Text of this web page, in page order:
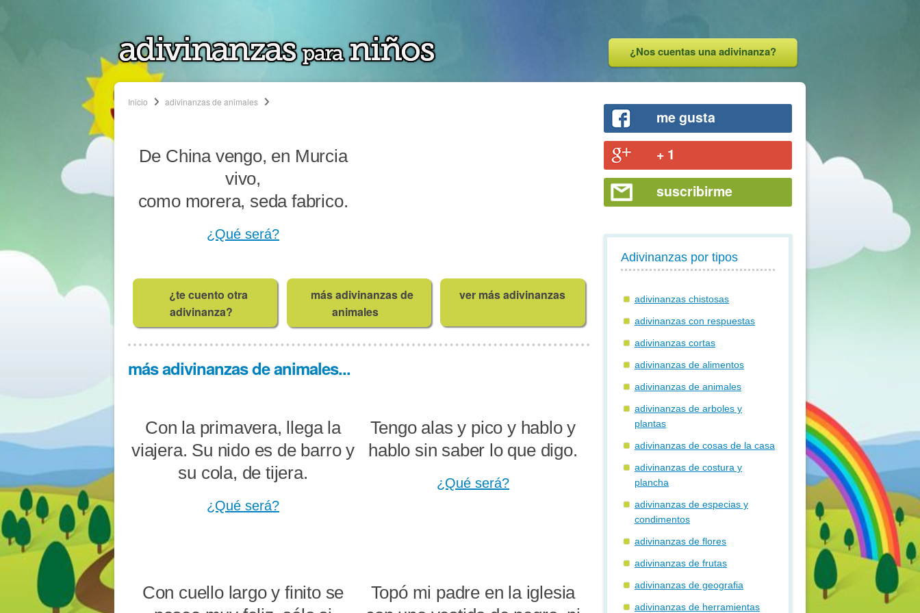
¿Nos cuentas una adivinanza?
Inicio adivinanzas de animales
De China vengo, en Murcia
vivo,
como morera, seda fabrico.
¿Qué será?
¿te cuento otra
adivinanza?
más adivinanzas de
animales
ver más adivinanzas
más adivinanzas de animales...
Con la primavera, llega la
viajera. Su nido es de barro y
su cola, de tijera.
¿Qué será?
Tengo alas y pico y hablo y
hablo sin saber lo que digo.
¿Qué será?
Con cuello largo y finito se
Topó mi padre en la iglesia
me gusta
+ 1
suscribirme
Adivinanzas por tipos
adivinanzas chistosas
adivinanzas con respuestas
adivinanzas cortas
adivinanzas de alimentos
adivinanzas de animales
adivinanzas de arboles y
plantas
adivinanzas de cosas de la casa
adivinanzas de costura y
plancha
adivinanzas de especias y
condimentos
adivinanzas de flores
adivinanzas de frutas
adivinanzas de geografia
adivinanzas de herramientas